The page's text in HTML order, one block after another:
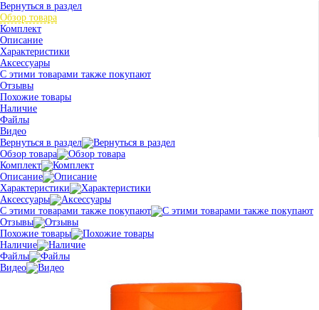
Вернуться в раздел
Обзор товара
Комплект
Описание
Характеристики
Аксессуары
С этими товарами также покупают
Отзывы
Похожие товары
Наличие
Файлы
Видео
Вернуться в раздел
Обзор товара
Комплект
Описание
Характеристики
Аксессуары
С этими товарами также покупают
Отзывы
Похожие товары
Наличие
Файлы
Видео